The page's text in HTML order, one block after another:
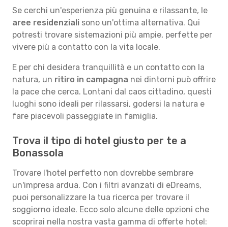
Se cerchi un'esperienza più genuina e rilassante, le
aree residenziali sono un'ottima alternativa. Qui
potresti trovare sistemazioni più ampie, perfette per
vivere più a contatto con la vita locale.
E per chi desidera tranquillità e un contatto con la
natura, un ritiro in campagna nei dintorni può offrire
la pace che cerca. Lontani dal caos cittadino, questi
luoghi sono ideali per rilassarsi, godersi la natura e
fare piacevoli passeggiate in famiglia.
Trova il tipo di hotel giusto per te a
Bonassola
Trovare l'hotel perfetto non dovrebbe sembrare
un'impresa ardua. Con i filtri avanzati di eDreams,
puoi personalizzare la tua ricerca per trovare il
soggiorno ideale. Ecco solo alcune delle opzioni che
scoprirai nella nostra vasta gamma di offerte hotel: